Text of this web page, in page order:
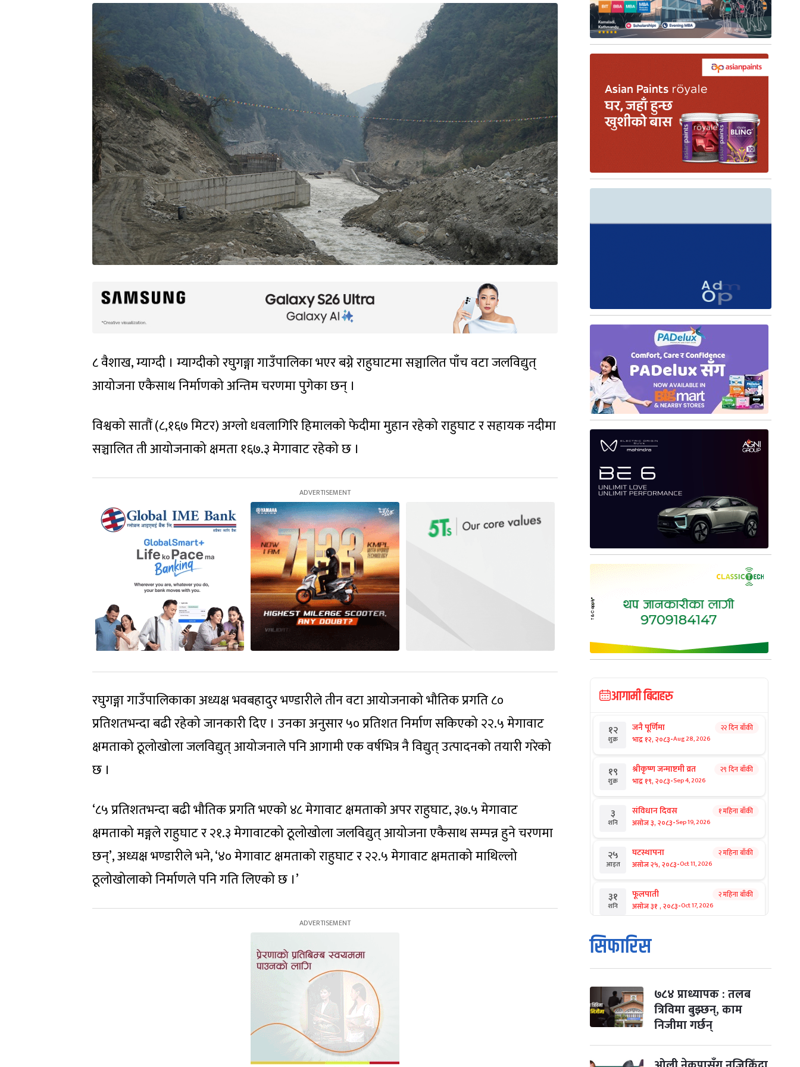
८ वैशाख, म्याग्दी । म्याग्दीको रघुगङ्गा गाउँपालिका भएर बग्ने राहुघाटमा सञ्चालित पाँच वटा जलविद्युत्
आयोजना एकैसाथ निर्माणको अन्तिम चरणमा पुगेका छन् ।
विश्वको सातौं (८,१६७ मिटर) अग्लो धवलागिरि हिमालको फेदीमा मुहान रहेको राहुघाट र सहायक नदीमा
सञ्चालित ती आयोजनाको क्षमता १६७.३ मेगावाट रहेको छ ।
रघुगङ्गा गाउँपालिकाका अध्यक्ष भवबहादुर भण्डारीले तीन वटा आयोजनाको भौतिक प्रगति ८०
प्रतिशतभन्दा बढी रहेको जानकारी दिए । उनका अनुसार ५० प्रतिशत निर्माण सकिएको २२.५ मेगावाट
क्षमताको ठूलोखोला जलविद्युत् आयोजनाले पनि आगामी एक वर्षभित्र नै विद्युत् उत्पादनको तयारी गरेको
छ ।
‘८५ प्रतिशतभन्दा बढी भौतिक प्रगति भएको ४८ मेगावाट क्षमताको अपर राहुघाट, ३७.५ मेगावाट
क्षमताको मङ्गले राहुघाट र २१.३ मेगावाटको ठूलोखोला जलविद्युत् आयोजना एकैसाथ सम्पन्न हुने चरणमा
छन्’, अध्यक्ष भण्डारीले भने, ‘४० मेगावाट क्षमताको राहुघाट र २२.५ मेगावाट क्षमताको माथिल्लो
ठूलोखोलाको निर्माणले पनि गति लिएको छ ।’
आगामी बिदाहरु
१२
शुक्र
जनै पूर्णिमा
भाद्र १२, २०८३-Aug 28, 2026
२२ दिन बाँकी
१९
शुक्र
श्रीकृष्ण जन्माष्टमी व्रत
भाद्र १९, २०८३-Sep 4, 2026
२९ दिन बाँकी
३
शनि
संविधान दिवस
असोज ३, २०८३-Sep 19, 2026
१ महिना बाँकी
२५
आइत
घटस्थापना
असोज २५, २०८३-Oct 11, 2026
२ महिना बाँकी
३१
शनि
फूलपाती
असोज ३१ , २०८३-Oct 17, 2026
२ महिना बाँकी
१
आइत
कार्तिक सङ्क्रान्ति
कार्तिक १, २०८३
मंगल कार्तिक ३, २०८३ -Oct 20, 2026
४ विजयादशमी
कार्तिक ४, २०८३-Oct 21, 2026
५ पापा‌ङ्कुशा एकादशी व्रत २ महिना बाँकी
सिफारिस
७८४ प्राध्यापक : तलब
त्रिविमा बुझ्छन्, काम
निजीमा गर्छन्